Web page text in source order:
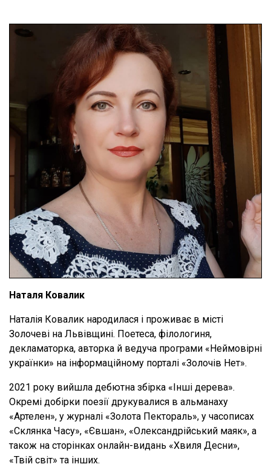
Наталя Ковалик
Наталія Ковалик народилася і проживає в місті
Золочеві на Львівщині. Поетеса, філологиня,
декламаторка, авторка й ведуча програми «Неймовірні
українки» на інформаційному порталі «Золочів Нет».
2021 року вийшла дебютна збірка «Інші дерева».
Окремі добірки поезії друкувалися в альманаху
«Артелен», у журналі «Золота Пектораль», у часописах
«Склянка Часу», «Євшан», «Олександрійський маяк», а
також на сторінках онлайн-видань «Хвиля Десни»,
«Твій світ» та інших.